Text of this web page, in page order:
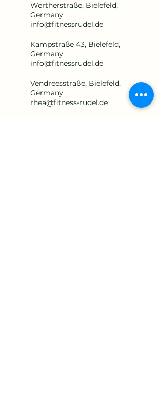
Wertherstraße, Bielefeld,
Germany
info@fitnessrudel.de
Kampstraße 43, Bielefeld,
Germany
info@fitnessrudel.de
Vendreesstraße, Bielefeld,
Germany
rhea@fitness-rudel.de